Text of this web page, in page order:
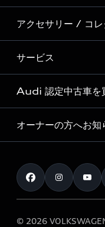
Audi Sport
Formula 1®
デジタルサービス
新車在庫検索
試乗車・展示車検索
見積り依頼
試乗予約
モデル一覧
特別仕様モデル / 限定
e-tronラインアップ
価格シミュレーション
車両比較
カタログ一覧
アクセサリー / コレ
純正アクセサリー
オンラインショップ
Audi collection
アウディナビアプリ
サービス
サービス入庫予約
サービスプログラム
メンテナンス
車検 / 定期点検
e-tronアフターサポー
Audi 認定中古車を
Audi認定中古車
クオリティ
保証
メンテナンス
オーナーの方へお知
お知らせ
オーナー様向けキャン
© 2026